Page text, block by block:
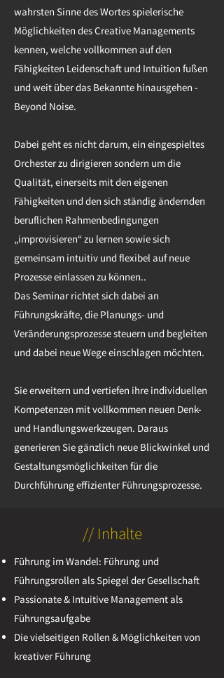
wahrsten Sinne des Wortes spielerische
Möglichkeiten des Creative Managements
kennen, welche vollkommen auf den
Fähigkeiten Leidenschaft und Intuition fußen
und weit über das Bekannte hinausgehen -
Beyond Noise.
Dabei geht es nicht darum, ein eingespieltes
Orchester zu dirigieren sondern um die
Qualität, einerseits mit den eigenen
Fähigkeiten und den sich ständig ändernden
beruflichen Rahmenbedingungen
„improvisieren“ zu lernen sowie sich
gemeinsam intuitiv und flexibel auf neue
Prozesse einlassen zu können..
Das Seminar richtet sich dabei an
Führungskräfte, die Planungs- und
Veränderungsprozesse steuern und begleiten
und dabei neue Wege einschlagen möchten.
Sie erweitern und vertiefen ihre individuellen
Kompetenzen mit vollkommen neuen Denk-
und Handlungswerkzeugen. Daraus
generieren Sie gänzlich neue Blickwinkel und
Gestaltungsmöglichkeiten für die
Durchführung effizienter Führungsprozesse.
// Inhalte
Führung im Wandel: Führung und
Führungsrollen als Spiegel der Gesellschaft
Passionate & Intuitive Management als
Führungsaufgabe
Die vielseitigen Rollen & Möglichkeiten von
kreativer Führung